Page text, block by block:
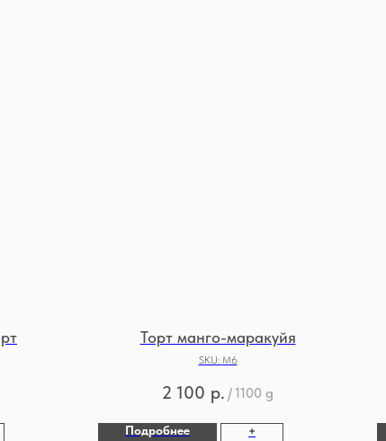
Торт манго-маракуйя
SKU: М6
2 100 р. /1100 g
Подробнее +